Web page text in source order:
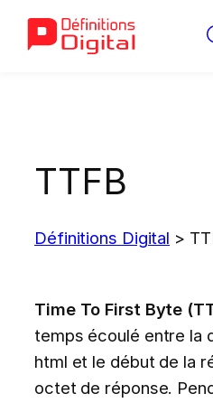
TTFB
Définitions Digital >
Time To First Byte
temps écoulé entre la
html et le début de la
octet de réponse.